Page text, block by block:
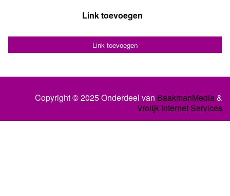
Link toevoegen
Link toevoegen
Copyright © 2025 Onderdeel van BaakmanMedia&
Vrolijk Internet Services